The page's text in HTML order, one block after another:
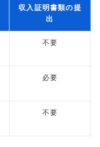
収入証明書類の提
出
不要
必要
不要